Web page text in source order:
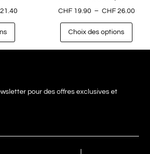
CHF19.90 – CHF26.00
Choix des options
pour des offres exclusives et